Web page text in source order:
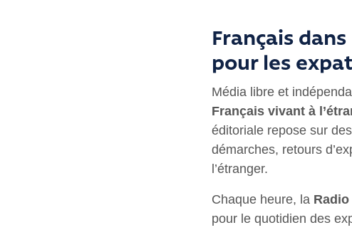
Français
pour les
Média libre et
Français vivant à
éditoriale repose sur
démarches, retours
l’étranger.
Chaque heure, la
pour le quotidien des